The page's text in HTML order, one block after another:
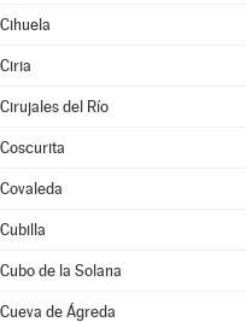
Cihuela
Ciria
Cirujales del Río
Coscurita
Covaleda
Cubilla
Cubo de la Solana
Cueva de Ágreda